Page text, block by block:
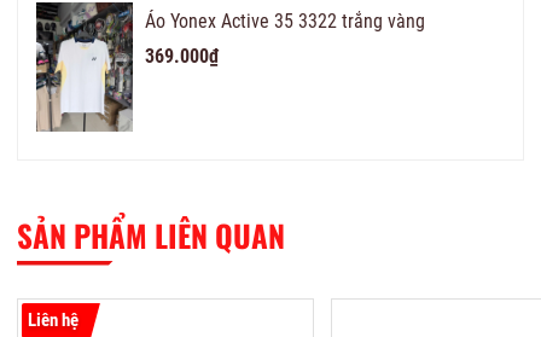
Áo Yonex Active 35 3322 trắng vàng
369.000₫
SẢN PHẨM LIÊN QUAN
Liên hệ